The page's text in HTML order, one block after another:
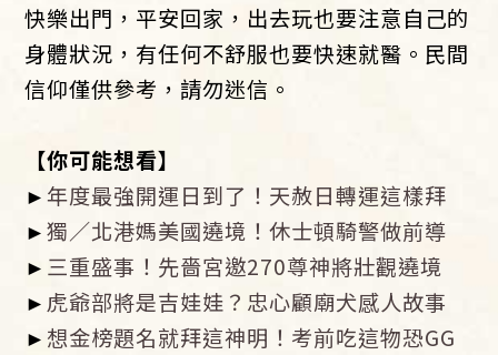
快樂出門，平安回家，出去玩也要注意自己的
身體狀況，有任何不舒服也要快速就醫。民間
信仰僅供參考，請勿迷信。
【你可能想看】
►年度最強開運日到了！天赦日轉運這樣拜
►獨／北港媽美國遶境！休士頓騎警做前導
► 三重盛事！先嗇宮邀270尊神將壯觀遶境
► 虎爺部將是吉娃娃？忠心顧廟犬感人故事
► 想金榜題名就拜這神明！考前吃這物恐GG